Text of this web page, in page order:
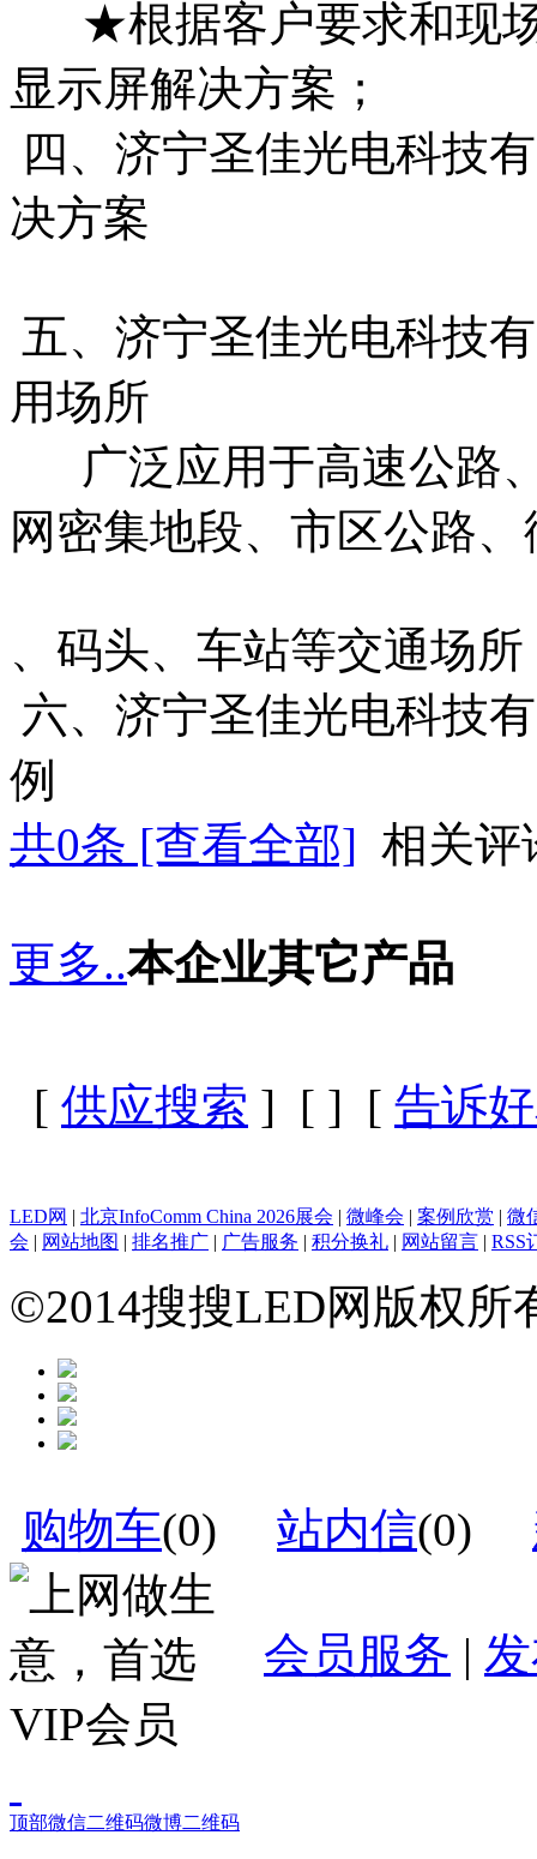
★根据客户要求和现场
显示屏解决方案；
四、济宁圣佳光电科技
决方案
五、济宁圣佳光电科技
用场所
广泛应用于高速公路
网密集地段、市区公路
、码头、车站等交通场所
六、济宁圣佳光电科技
例
共0条 [查看全部] 相关评
更多..本企业其它产品
[ 供应搜索 ] [ ] [ 告诉
LED网 北京InfoComm China 2026展会 微峰会 案例欣赏
微
会
网站地图 排名推广 广告服务 积分换礼 网站留言 RSS
©2014搜搜LED网版权
购物车(0) 站内信(0)
会员服务 |
顶部微信二维码微博二维码